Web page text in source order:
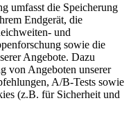
umfasst die Speicherung
Endgerät, die
und
sowie die
Angebote. Dazu
von Angeboten unserer
A/B-Tests sowie
(z.B. für Sicherheit und